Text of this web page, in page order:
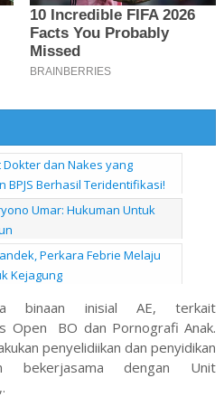
Dokter dan Nakes yang
BPJS Berhasil Teridentifikasi!
Umar: Hukuman Untuk
Perkara Febrie Melaju
Kejagung
binaan inisial AE, terkait
Open BO dan Pornografi Anak.
penyelidiikan dan penyidikan
bekerjasama dengan Unit